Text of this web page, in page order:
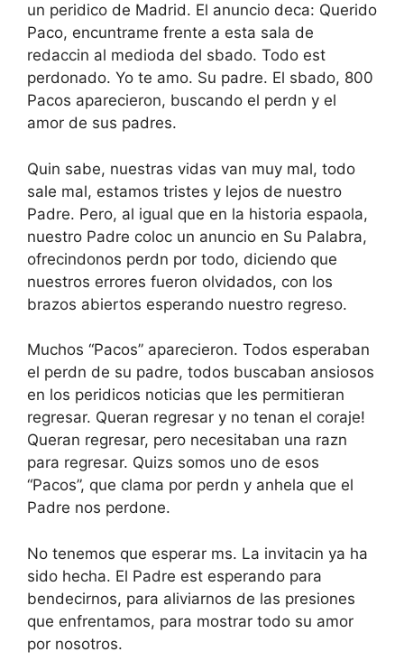
un peridico de Madrid. El anuncio deca: Querido
Paco, encuntrame frente a esta sala de
redaccin al medioda del sbado. Todo est
perdonado. Yo te amo. Su padre. El sbado, 800
Pacos aparecieron, buscando el perdn y el
amor de sus padres.
Quin sabe, nuestras vidas van muy mal, todo
sale mal, estamos tristes y lejos de nuestro
Padre. Pero, al igual que en la historia espaola,
nuestro Padre coloc un anuncio en Su Palabra,
ofrecindonos perdn por todo, diciendo que
nuestros errores fueron olvidados, con los
brazos abiertos esperando nuestro regreso.
Muchos “Pacos” aparecieron. Todos esperaban
el perdn de su padre, todos buscaban ansiosos
en los peridicos noticias que les permitieran
regresar. Queran regresar y no tenan el coraje!
Queran regresar, pero necesitaban una razn
para regresar. Quizs somos uno de esos
“Pacos”, que clama por perdn y anhela que el
Padre nos perdone.
No tenemos que esperar ms. La invitacin ya ha
sido hecha. El Padre est esperando para
bendecirnos, para aliviarnos de las presiones
que enfrentamos, para mostrar todo su amor
por nosotros.